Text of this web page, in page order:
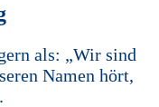
als: „Wir sind
Namen hört,